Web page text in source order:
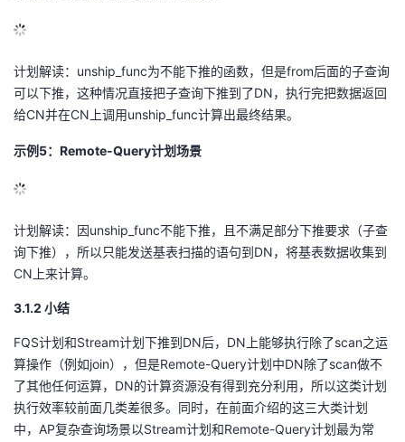
计划解读：unship_func为不能下推的函数，但是from后面的子查询
可以下推，这种情况直接把子查询下推到了DN，执行完把数据返回
给CN并在CN上调用unship_func计算出最终结果。
示例5：Remote-Query计划场景
计划解读：因unship_func不能下推，且不满足部分下推要求（子查
询下推），所以只能发送基表扫描的语句到DN，将基表数据收集到
CN上来计算。
3.1.2 小结
FQS计划和Stream计划下推到DN后，DN上能够执行除了scan之运
算操作（例如join），但是Remote-Query计划中DN除了scan做不
了其他任何运算，DN的计算资源没有得到充分利用，所以这类计划
执行效率较前面几类差很多。同时，在前面介绍的这三大类计划
中，AP复杂查询场景以Stream计划和Remote-Query计划最为常